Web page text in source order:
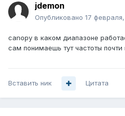
jdemon
Опубликовано 17
canopy в каком диапазоне
сам понимаешь тут частоты почти
Вставить ник Цитата